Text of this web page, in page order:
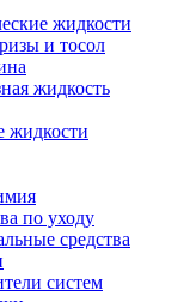
жидкости
и тосол
жидкость
жидкости
по уходу
средства
систем